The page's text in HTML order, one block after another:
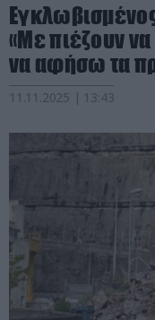
«Με πιέζουν
να αφήσω τα
11.11.2025 | 13:43